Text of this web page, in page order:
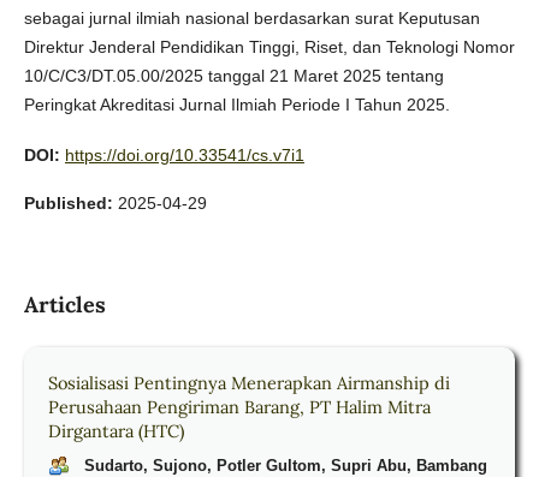
sebagai jurnal ilmiah nasional berdasarkan surat Keputusan
Direktur Jenderal Pendidikan Tinggi, Riset, dan Teknologi Nomor
10/C/C3/DT.05.00/2025 tanggal 21 Maret 2025 tentang
Peringkat Akreditasi Jurnal Ilmiah Periode I Tahun 2025.
DOI: https://doi.org/10.33541/cs.v7i1
Published: 2025-04-29
Articles
Sosialisasi Pentingnya Menerapkan Airmanship di
Perusahaan Pengiriman Barang, PT Halim Mitra
Dirgantara (HTC)
Sudarto, Sujono, Potler Gultom, Supri Abu, Bambang